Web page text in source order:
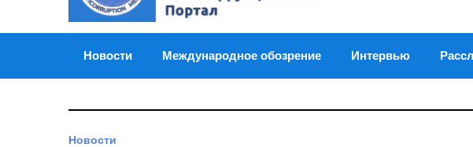
Новости Международное обозрение Интервью
Новости